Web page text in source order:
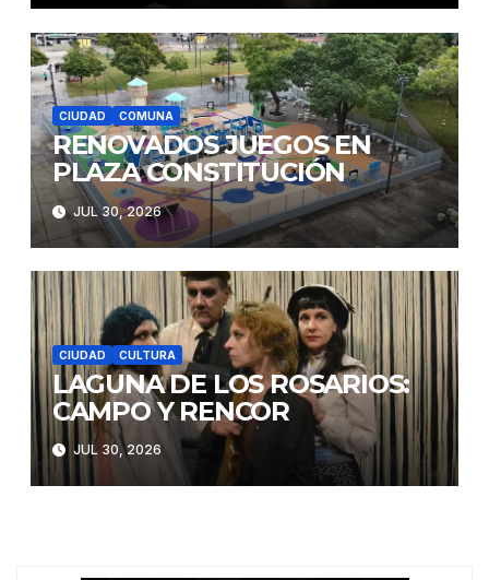
CIUDAD COMUNA
RENOVADOS JUEGOS EN
PLAZA CONSTITUCIÓN
JUL 30, 2026
CIUDAD CULTURA
LAGUNA DE LOS ROSARIOS:
CAMPO Y RENCOR
JUL 30, 2026